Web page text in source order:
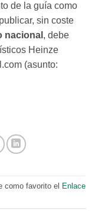
de la guía como
sin coste
nacional , debe
Heinze
(asunto:
como favorito el Enlace